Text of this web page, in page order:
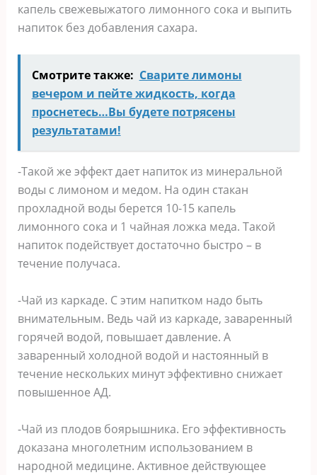
капель свежевыжатого лимонного сока и выпить
напиток без добавления сахара.
Смотрите также: Сварите лимоны
вечером и пейте жидкость, когда
проснетесь…Вы будете потрясены
результатами!
-Такой же эффект дает напиток из минеральной
воды с лимоном и медом. На один стакан
прохладной воды берется 10-15 капель
лимонного сока и 1 чайная ложка меда. Такой
напиток подействует достаточно быстро – в
течение получаса.
-Чай из каркаде. С этим напитком надо быть
внимательным. Ведь чай из каркаде, заваренный
горячей водой, повышает давление. А
заваренный холодной водой и настоянный в
течение нескольких минут эффективно снижает
повышенное АД.
-Чай из плодов боярышника. Его эффективность
доказана многолетним использованием в
народной медицине. Активное действующее